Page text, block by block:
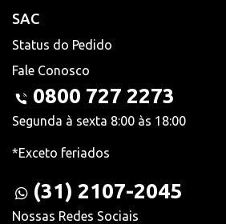
SAC
Status do Pedido
Fale Conosco
0800 727 2273
Segunda à sexta 8:00 às 18:00
*Exceto feriados
(31) 2107-2045
Nossas Redes Sociais